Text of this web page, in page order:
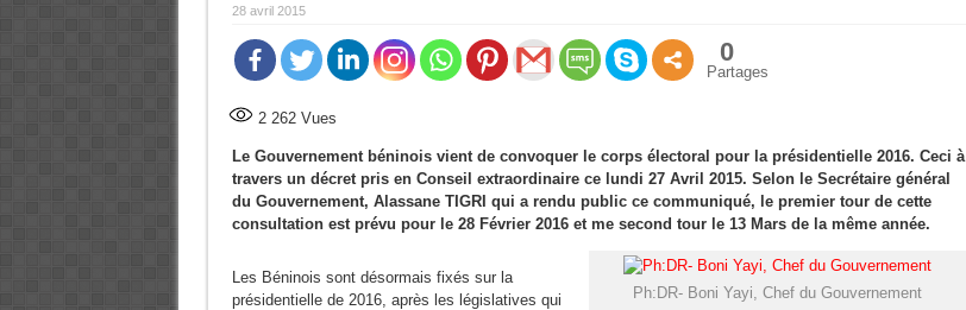
28 avril 2015
0
Partages
2 262Vues
Le Gouvernement béninois vient de convoquer le corps électoral pour la présidentielle 2016. Ceci à
travers un décret pris en Conseil extraordinaire ce lundi 27 Avril 2015. Selon le Secrétaire général
du Gouvernement, Alassane TIGRI qui a rendu public ce communiqué, le premier tour de cette
consultation est prévu pour le 28 Février 2016 et me second tour le 13 Mars de la même année.
Ph:DR- Boni Yayi, Chef du Gouvernement
Les Béninois sont désormais fixés sur la
présidentielle de 2016, après les législatives qui